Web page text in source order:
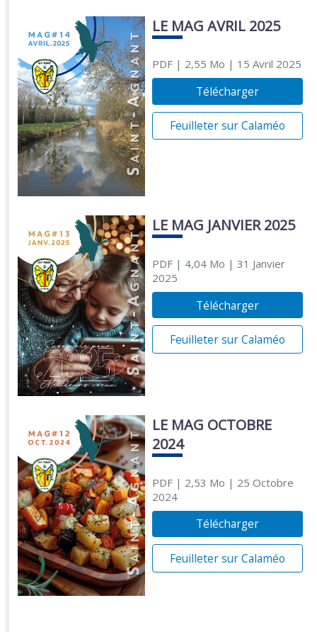
LE MAG AVRIL 2025
PDF| 2,55 Mo | 15 Avril 2025
Télécharger
Feuilleter sur Calaméo
LE MAG JANVIER 2025
PDF| 4,04 Mo | 31 Janvier
2025
Télécharger
Feuilleter sur Calaméo
LE MAG OCTOBRE
2024
PDF| 2,53 Mo | 25 Octobre
2024
Télécharger
Feuilleter sur Calaméo